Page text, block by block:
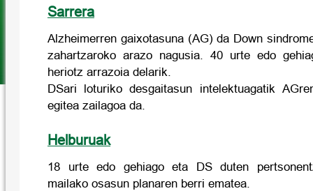
Sarrera
Alzheimerren gaixotasuna (AG) da Down
zahartzaroko arazo nagusia. 40 urte edo
heriotz arrazoia delarik.
DSari loturiko desgaitasun intelektuagatik
egitea zailagoa da.
Helburuak
18 urte edo gehiago eta DS duten
mailako osasun planaren berri ematea.